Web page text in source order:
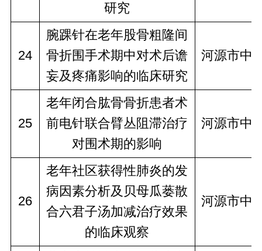
研究
24
腕踝针在老年股骨粗隆间
骨折围手术期中对术后谵
妄及疼痛影响的临床研究
河源市中
25
老年闭合肱骨骨折患者术
前电针联合臂丛阻滞治疗
对围术期的影响
河源市中
26
老年社区获得性肺炎的发
病因素分析及贝母瓜蒌散
合六君子汤加减治疗效果
的临床观察
河源市中